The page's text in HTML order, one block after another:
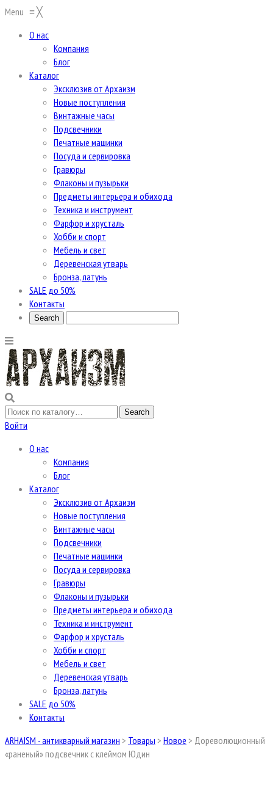
Menu ≡╳
О нас
Компания
Блог
Каталог
Эксклюзив от Архаизм
Новые поступления
Винтажные часы
Подсвечники
Печатные машинки
Посуда и сервировка
Гравюры
Флаконы и пузырьки
Предметы интерьера и обихода
Техника и инструмент
Фарфор и хрусталь
Хобби и спорт
Мебель и свет
Деревенская утварь
Бронза, латунь
SALE до 50%
Контакты
Войти
О нас
Компания
Блог
Каталог
Эксклюзив от Архаизм
Новые поступления
Винтажные часы
Подсвечники
Печатные машинки
Посуда и сервировка
Гравюры
Флаконы и пузырьки
Предметы интерьера и обихода
Техника и инструмент
Фарфор и хрусталь
Хобби и спорт
Мебель и свет
Деревенская утварь
Бронза, латунь
SALE до 50%
Контакты
ARHAISM - антикварный магазин > Товары > Новое > Дореволюционный
«раненый» подсвечник с клеймом Юдин